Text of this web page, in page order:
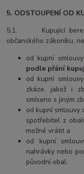
5. ODSTOUPENÍ OD
5.1. Kupující bere
občanského zákoníku,
od kupní
podle přání
od kupní
zkáze, jakož i
smíseno s jiným
od kupní smlouvy
spotřebitel z
možné vrátit a
od kupní
nahrávky nebo
původní obal.